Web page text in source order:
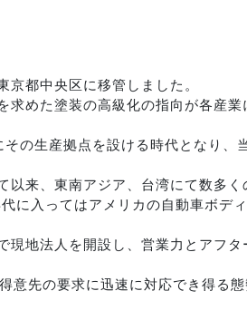
都中央区に移管しました。
めた塗装の高級化の指向が各産業
の生産拠点を設ける時代となり、
来、東南アジア、台湾にて数多く
に入ってはアメリカの自動車ボデ
地法人を開設し、営業力とアフタ
意先の要求に迅速に対応でき得る